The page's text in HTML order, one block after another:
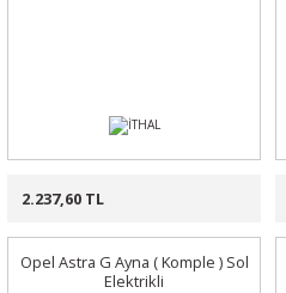
2.237,60 TL
Opel Astra G Ayna ( Komple ) Sol
Elektrikli